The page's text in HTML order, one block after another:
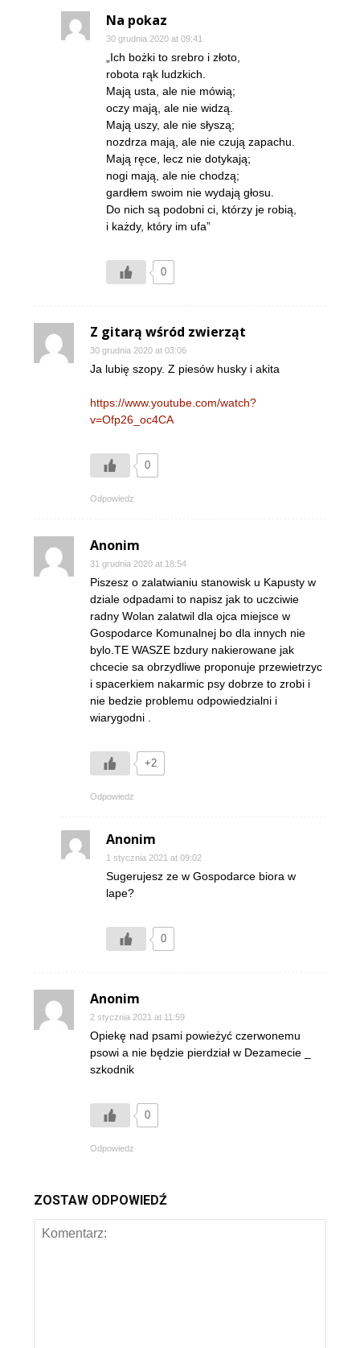
Na pokaz
30 grudnia 2020 at 09:41
„Ich bożki to srebro i złoto,
robota rąk ludzkich.
Mają usta, ale nie mówią;
oczy mają, ale nie widzą.
Mają uszy, ale nie słyszą;
nozdrza mają, ale nie czują zapachu.
Mają ręce, lecz nie dotykają;
nogi mają, ale nie chodzą;
gardłem swoim nie wydają głosu.
Do nich są podobni ci, którzy je robią,
i każdy, który im ufa”
0
Z gitarą wśród zwierząt
30 grudnia 2020 at 03:06
Ja lubię szopy. Z piesów husky i akita
https://www.youtube.com/watch?
v=Ofp26_oc4CA
0
Odpowiedz
Anonim
31 grudnia 2020 at 18:54
Piszesz o zalatwianiu stanowisk u Kapusty w
dziale odpadami to napisz jak to uczciwie
radny Wolan zalatwil dla ojca miejsce w
Gospodarce Komunalnej bo dla innych nie
bylo.TE WASZE bzdury nakierowane jak
chcecie sa obrzydliwe proponuje przewietrzyc
i spacerkiem nakarmic psy dobrze to zrobi i
nie bedzie problemu odpowiedzialni i
wiarygodni .
+2
Odpowiedz
Anonim
1 stycznia 2021 at 09:02
Sugerujesz ze w Gospodarce biora w
lape?
0
Anonim
2 stycznia 2021 at 11:59
Opiekę nad psami powieżyć czerwonemu
psowi a nie będzie pierdział w Dezamecie _
szkodnik
0
Odpowiedz
ZOSTAW ODPOWIEDŹ